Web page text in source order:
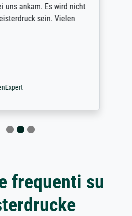
uns ankam. Es wird nicht
sein. Vielen
frequenti su